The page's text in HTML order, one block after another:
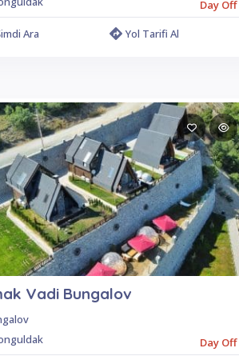
Day Off
Ara
Yol Tarifi Al
Vadi Bungalov
Day Off